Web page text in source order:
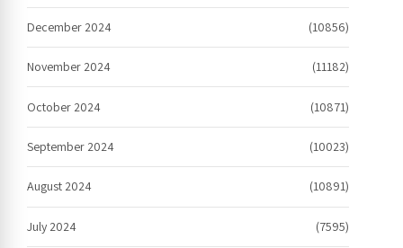
December 2024 (10856)
November 2024 (11182)
October 2024 (10871)
September 2024 (10023)
August 2024 (10891)
July 2024 (7595)